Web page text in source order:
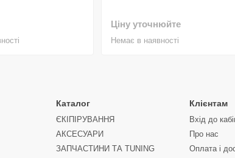
Ціну уточнюйте
Немає в наявності
Каталог
ЄКІПІРУВАННЯ
АКСЕСУАРИ
ЗАПЧАСТИНИ ТА ТUNING
Клієнтам
Вхід до
Про нас
Оплата і